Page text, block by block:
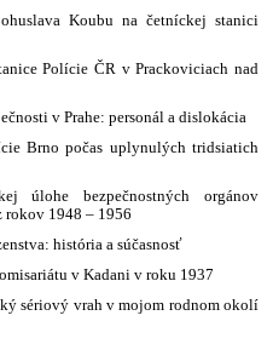
Koubu na četníckej stanici
Polície ČR v Prackoviciach nad
v Prahe: personál a dislokácia
Brno počas uplynulých tridsiatich
úlohe bezpečnostných orgánov
rokov 1948 – 1956
história a súčasnosť
v Kadani v roku 1937
sériový vrah v mojom rodnom okolí